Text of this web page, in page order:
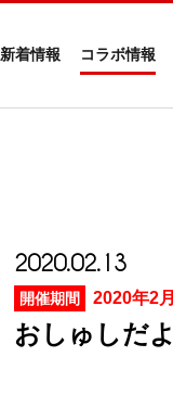
新着情報 コラボ情報
2020.02.13
開催期間 2020年2
おしゅしだ